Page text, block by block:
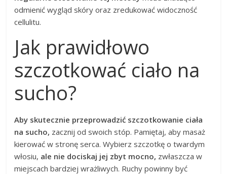
odmienić wygląd skóry oraz zredukować widoczność
cellulitu.
Jak prawidłowo
szczotkować ciało na
sucho?
Aby skutecznie przeprowadzić szczotkowanie ciała
na sucho, zacznij od swoich stóp. Pamiętaj, aby masaż
kierować w stronę serca. Wybierz szczotkę o twardym
włosiu, ale nie dociskaj jej zbyt mocno, zwłaszcza w
miejscach bardziej wrażliwych. Ruchy powinny być